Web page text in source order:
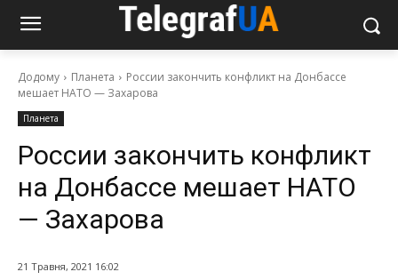
Додому Планета
России закончить конфликт на Донбассе
мешает НАТО — Захарова
Планета
России закончить конфликт
на Донбассе мешает НАТО
— Захарова
21 Травня, 2021 16:02